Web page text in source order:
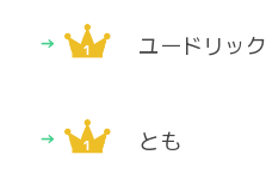
ユードリック
とも